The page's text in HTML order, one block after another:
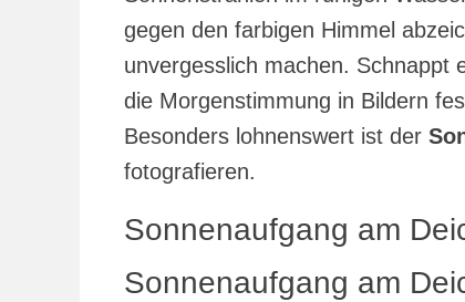
gegen den farbigen Himmel
unvergesslich machen. Schnappt
die Morgenstimmung in Bildern
Besonders lohnenswert ist der
fotografieren.
Sonnenaufgang am
Sonnenaufgang am